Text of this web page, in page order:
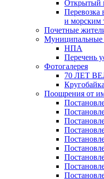
Открытый
Перевозка
и морским
Почетные
Муниципальные
НПА
Перечень
Фотогалерея
70 ЛЕТ
Поощрения от